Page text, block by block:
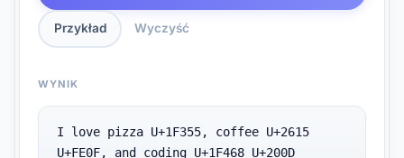
Przykład Wyczyść
WYNIK
I love pizza U+1F355, coffee U+2615
U+FE0F, and coding U+1F468 U+200D